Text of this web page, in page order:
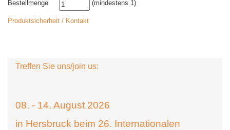
Bestellmenge (mindestens 1)
Produktsicherheit / Kontakt
Treffen Sie uns/join us:
08. - 14. August 2026
in Hersbruck beim 26. Internationalen